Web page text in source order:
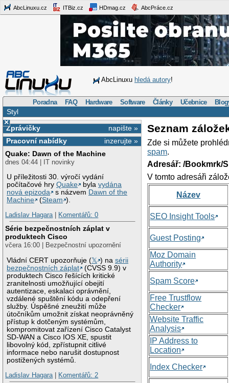
AbcLinuxu.cz ITBiz.cz HDmag.cz AbcPráce.cz
AbcLinuxu hledá autory!
Poradna FAQ Hardware Software Články Učebnice
Styl
×
napište »
Zprávičky
inzerujte »
Pracovní nabídky
Quake: Dawn of the Machine
dnes 04:44 | IT novinky
U příležitosti 30. výročí vydání
počítačové hryQuake bylavydána
nová epizoda
s názvem Dawn of the
Machine
(Steam ).
Ladislav Hagara| Komentářů: 0
Série bezpečnostních záplat v
produktech Cisco
včera 16:00 | Bezpečnostní upozornění
Vládní CERT upozorňuje (𝕏 ) nasérii
bezpečnostních záplat
(CVSS 9.9) v
produktech Cisco řešících kritické
zranitelnosti umožňující obejití
autentizace, eskalaci oprávnění,
vzdálené spuštění kódu a odepření
služby. Úspěšné zneužití může
útočníkům umožnit získat neoprávněný
přístup k dotčeným systémům,
kompromitovat zařízení Cisco Catalyst
SD-WAN a Cisco IOS XE, spustit
libovolný kód, zpřístupnit citlivé
informace nebo narušit dostupnost
postižených systémů.
Ladislav Hagara| Komentářů: 2
Seznam
Zde si můžete
spam.
Adresář: /Bookmrk/
V tomto adresáři
Název
SEO Insight Tools
Guest Posting
Moz Domain
Authority
Spam Score
Free Trustflow
Checker
Website Traffic
Analysis
IP Address to
Location
Index Checker